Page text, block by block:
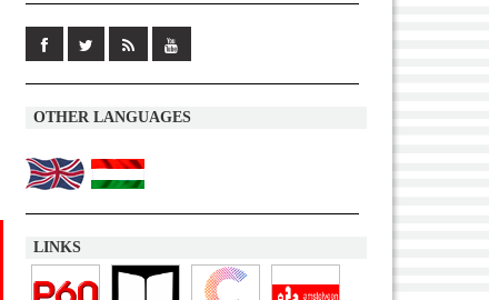
OTHER LANGUAGES
LINKS